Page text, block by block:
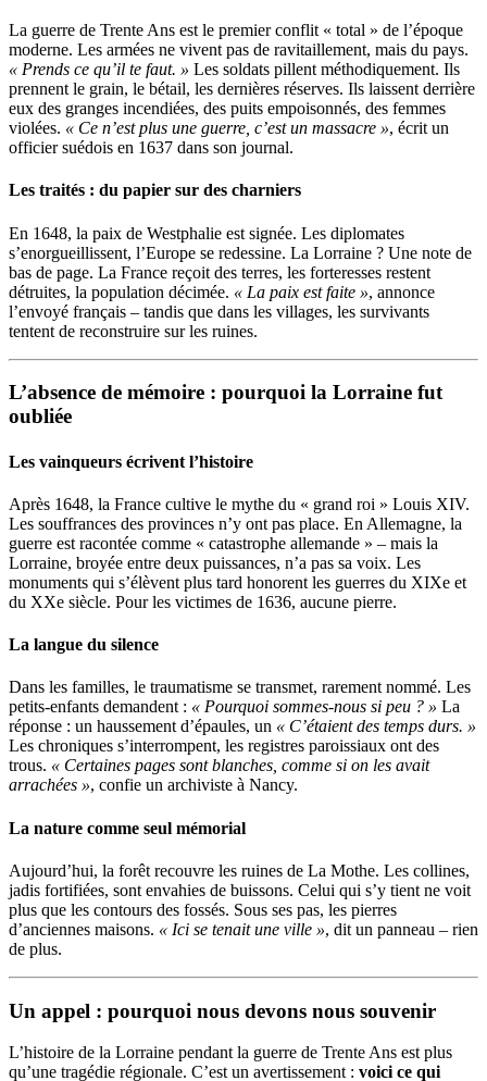
La guerre de Trente Ans est le premier conflit « total » de l’époque
moderne. Les armées ne vivent pas de ravitaillement, mais du pays.
« Prends ce qu’il te faut. » Les soldats pillent méthodiquement. Ils
prennent le grain, le bétail, les dernières réserves. Ils laissent derrière
eux des granges incendiées, des puits empoisonnés, des femmes
violées. « Ce n’est plus une guerre, c’est un massacre », écrit un
officier suédois en 1637 dans son journal.
Les traités : du papier sur des charniers
En 1648, la paix de Westphalie est signée. Les diplomates
s’enorgueillissent, l’Europe se redessine. La Lorraine ? Une note de
bas de page. La France reçoit des terres, les forteresses restent
détruites, la population décimée. « La paix est faite », annonce
l’envoyé français – tandis que dans les villages, les survivants
tentent de reconstruire sur les ruines.
L’absence de mémoire : pourquoi la Lorraine fut
oubliée
Les vainqueurs écrivent l’histoire
Après 1648, la France cultive le mythe du « grand roi » Louis XIV.
Les souffrances des provinces n’y ont pas place. En Allemagne, la
guerre est racontée comme « catastrophe allemande » – mais la
Lorraine, broyée entre deux puissances, n’a pas sa voix. Les
monuments qui s’élèvent plus tard honorent les guerres du XIXe et
du XXe siècle. Pour les victimes de 1636, aucune pierre.
La langue du silence
Dans les familles, le traumatisme se transmet, rarement nommé. Les
petits-enfants demandent : « Pourquoi sommes-nous si peu ? » La
réponse : un haussement d’épaules, un « C’étaient des temps durs. »
Les chroniques s’interrompent, les registres paroissiaux ont des
trous. « Certaines pages sont blanches, comme si on les avait
arrachées », confie un archiviste à Nancy.
La nature comme seul mémorial
Aujourd’hui, la forêt recouvre les ruines de La Mothe. Les collines,
jadis fortifiées, sont envahies de buissons. Celui qui s’y tient ne voit
plus que les contours des fossés. Sous ses pas, les pierres
d’anciennes maisons. « Ici se tenait une ville », dit un panneau – rien
de plus.
Un appel : pourquoi nous devons nous souvenir
L’histoire de la Lorraine pendant la guerre de Trente Ans est plus
qu’une tragédie régionale. C’est un avertissement : voici ce qui